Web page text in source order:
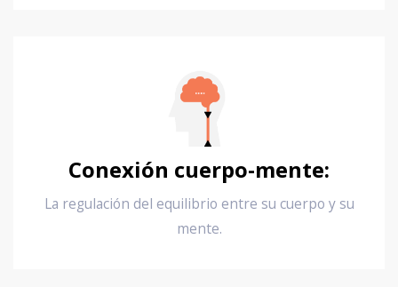
Conexión cuerpo-mente:
La regulación del equilibrio entre su cuerpo y su
mente.